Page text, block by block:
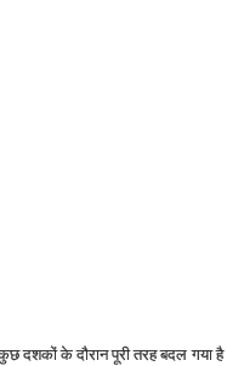
दशकों के दौरान पूरी तरह बदल गया